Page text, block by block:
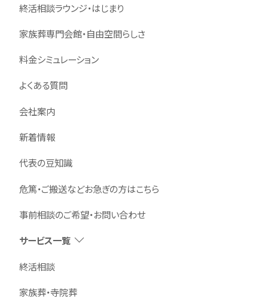
終活相談ラウンジ・はじまり
家族葬専門会館・自由空間らしさ
料金シミュレーション
よくある質問
会社案内
新着情報
代表の豆知識
危篤・ご搬送などお急ぎの方はこちら
事前相談のご希望・お問い合わせ
サービス一覧
終活相談
家族葬・寺院葬